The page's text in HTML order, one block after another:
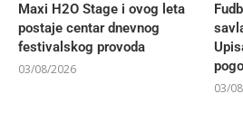
Maxi H2O Stage i ovog leta
postaje centar dnevnog
festivalskog provoda
03/08/2026
03/